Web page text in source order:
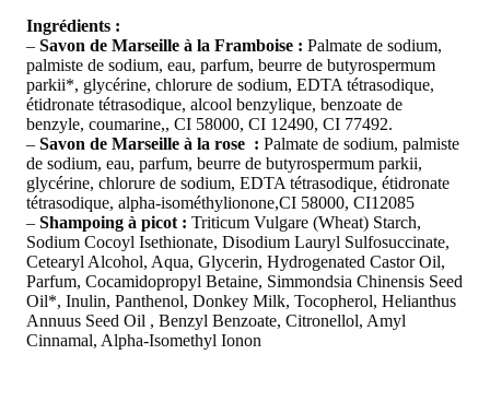
Ingrédients :
– Savon de Marseille à la Framboise : Palmate de sodium,
palmiste de sodium, eau, parfum, beurre de butyrospermum
parkii*, glycérine, chlorure de sodium, EDTA tétrasodique,
étidronate tétrasodique, alcool benzylique, benzoate de
benzyle, coumarine,, CI 58000, CI 12490, CI 77492.
– Savon de Marseille à la rose : Palmate de sodium, palmiste
de sodium, eau, parfum, beurre de butyrospermum parkii,
glycérine, chlorure de sodium, EDTA tétrasodique, étidronate
tétrasodique, alpha-isométhylionone,CI 58000, CI12085
– Shampoing à picot : Triticum Vulgare (Wheat) Starch,
Sodium Cocoyl Isethionate, Disodium Lauryl Sulfosuccinate,
Cetearyl Alcohol, Aqua, Glycerin, Hydrogenated Castor Oil,
Parfum, Cocamidopropyl Betaine, Simmondsia Chinensis Seed
Oil*, Inulin, Panthenol, Donkey Milk, Tocopherol, Helianthus
Annuus Seed Oil , Benzyl Benzoate, Citronellol, Amyl
Cinnamal, Alpha-Isomethyl Ionon